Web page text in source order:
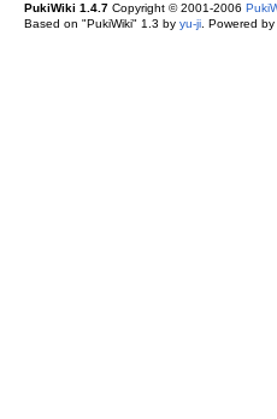
PukiWiki 1.4.7Copyright © 2001-2006
Based on "PukiWiki" 1.3 by yu-ji. Powered by